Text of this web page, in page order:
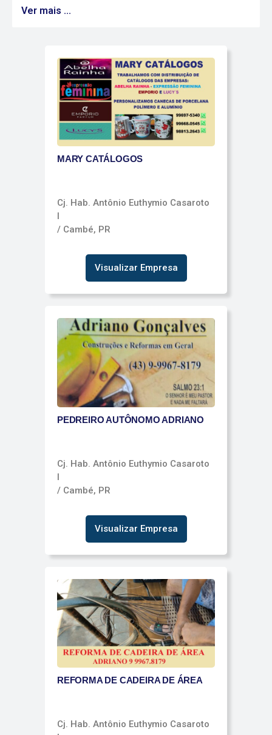
Ver mais ...
MARY CATÁLOGOS
Cj. Hab. Antônio Euthymio Casaroto
I
/ Cambé, PR
Visualizar Empresa
PEDREIRO AUTÔNOMO ADRIANO
Cj. Hab. Antônio Euthymio Casaroto
I
/ Cambé, PR
Visualizar Empresa
REFORMA DE CADEIRA DE ÁREA
Cj. Hab. Antônio Euthymio Casaroto